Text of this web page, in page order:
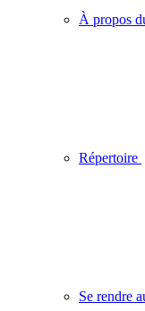
À propos
Répertoire
Se rendre